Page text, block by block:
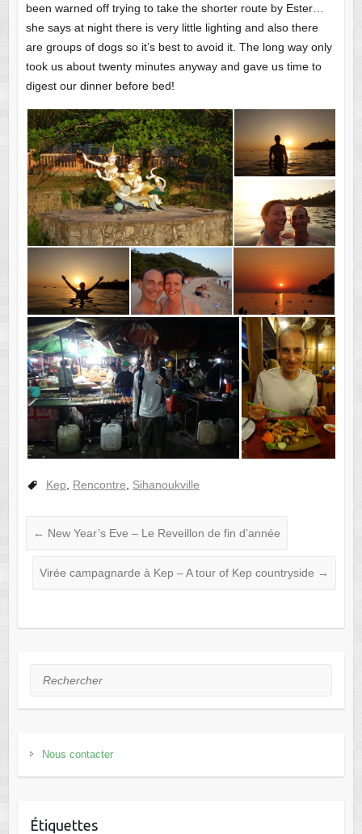
been warned off trying to take the shorter route by Ester…
she says at night there is very little lighting and also there
are groups of dogs so it’s best to avoid it. The long way only
took us about twenty minutes anyway and gave us time to
digest our dinner before bed!
Kep Rencontre Sihanoukville
← New Year’s Eve – Le Reveillon de fin d’année
Virée campagnarde à Kep – A tour of Kep countryside →
Rechercher
Nous contacter
Étiquettes